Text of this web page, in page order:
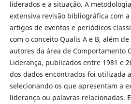
liderados e a situação. A
extensiva revisão bibliográfica com
artigos de eventos e periódicos
com o conceito Qualis A e B, além
autores da área de Comportamento
Liderança, publicados entre 1981 e
dos dados encontrados foi utilizada
selecionando os que apresentam a
liderança ou palavras relacionadas.